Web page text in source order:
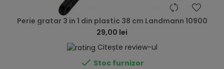
Perie gratar 3 in 1 din plastic 38 cm Landmann 10900
29,00 lei
Citește review-ul
 Stoc furnizor